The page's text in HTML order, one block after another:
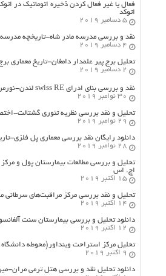
اتوکد
5 دسامبر 2019
نقد و بررسی مدرسه مادر شاه-تاریخچه مدرسه
4 دسامبر 2019
تحلیل برج پیر علمدار دامغان-تاریخ معماری
2 دسامبر 2019
نقد و بررسی بنای ادرای swiss RE لندن-نورمن فاستر
30 نوامبر 2019
تحلیل و نقد بررسی نظریه تئوری گشتالت-
29 نوامبر 2019
دانلود رایگان نقد بررسی معماری پل فلزی-
28 نوامبر 2019
تحلیل و بررسی مطالعات بیمارستان پول و
اچ. اس
15 اکتبر 2019
تحلیل و نقد بررسی مرکز مراقبت‌های سرطانی
14 اکتبر 2019
دانلود تحلیل و بررسی بیمارستان سنت
12 اکتبر 2019
تحلیل مرکز استراحت وینداور(محوطه دانشگاه
9 اکتبر 2019
دانلود تحلیل نقد و بررسی هتل ترمی مران-